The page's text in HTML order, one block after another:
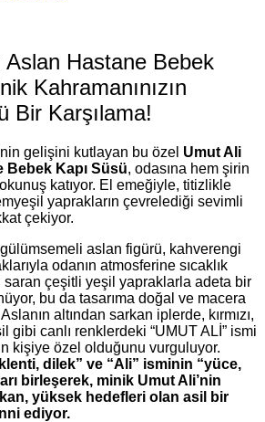
Hastane Bebek
Kahramanınızın
Bir Karşılama!
gelişini kutlayan bu özel Umut Ali
Bebek Kapı Süsü, odasına hem şirin
katıyor. El emeğiyle, titizlikle
yaprakların çevrelediği sevimli
çekiyor.
aslan figürü, kahverengi
odanın atmosferine sıcaklık
saran çeşitli yeşil yapraklarla adeta bir
bu da tasarıma doğal ve macera
altından sarkan iplerde, kırmızı,
gibi canlı renklerdeki “UMUT ALİ” ismi
kişiye özel olduğunu vurguluyor.
dilek” ve “Ali” isminin “yüce,
birleşerek, minik Umut Ali’nin
yüksek hedefleri olan asil bir
ediyor.